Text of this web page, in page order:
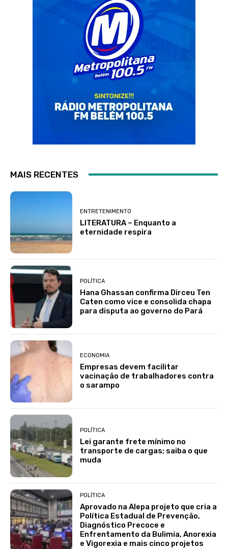
MAIS RECENTES
ENTRETENIMENTO
LITERATURA – Enquanto a
eternidade respira
POLÍTICA
Hana Ghassan confirma Dirceu Ten
Caten como vice e consolida chapa
para disputa ao governo do Pará
ECONOMIA
Empresas devem facilitar
vacinação de trabalhadores contra
o sarampo
POLÍTICA
Lei garante frete mínimo no
transporte de cargas; saiba o que
muda
POLÍTICA
Aprovado na Alepa projeto que cria a
Política Estadual de Prevenção,
Diagnóstico Precoce e
Enfrentamento da Bulimia, Anorexia
e Vigorexia e mais cinco projetos